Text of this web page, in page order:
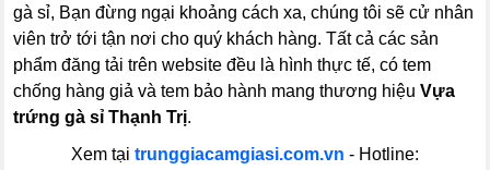
gà sỉ, Bạn đừng ngại khoảng cách xa, chúng tôi sẽ cử nhân
viên trở tới tận nơi cho quý khách hàng. Tất cả các sản
phẩm đăng tải trên website đều là hình thực tế, có tem
chống hàng giả và tem bảo hành mang thương hiệuVựa
trứng gà sỉ Thạnh Trị.
Xem tại trunggiacamgiasi.com.vn - Hotline: